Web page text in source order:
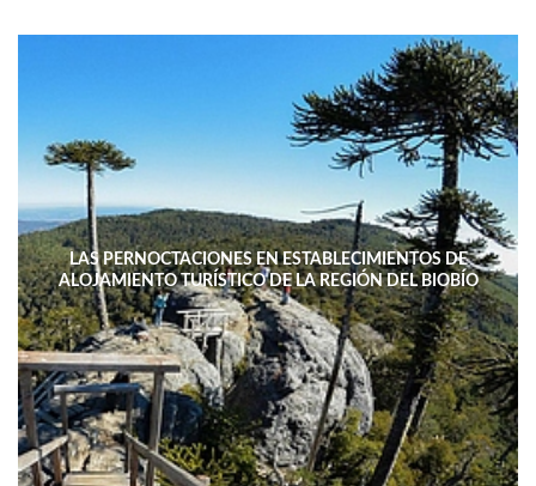
LAS PERNOCTACIONES EN ESTABLECIMIENTOS DE
ALOJAMIENTO TURÍSTICO DE LA REGIÓN DEL BIOBÍO
DISMINUYERON 15,4% INTERANUAL